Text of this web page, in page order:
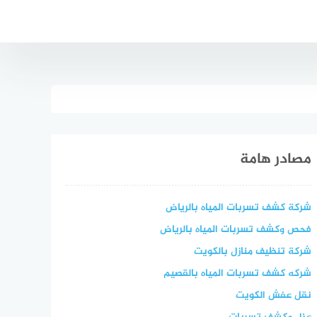
مصادر هامة
شركة كشف تسربات المياه بالرياض
فحص وكشف تسربات المياه بالرياض
شركة تنظيف منازل بالكويت
شركه كشف تسربات المياه بالقصيم
نقل عفش الكويت